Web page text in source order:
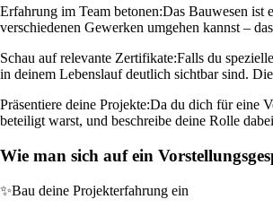
Erfahrung im Team betonen:Das Bauwesen ist
verschiedenen Gewerken umgehen kannst –
Schau auf relevante Zertifikate:Falls du
in deinem Lebenslauf deutlich sichtbar sind.
Präsentiere deine Projekte:Da du dich für eine
beteiligt warst, und beschreibe deine Rolle
Wie man sich auf ein
✨Bau deine Projekterfahrung ein